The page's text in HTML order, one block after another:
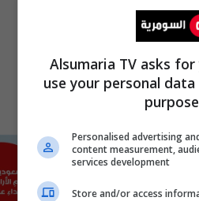
Alsumaria TV asks
use your personal
Personalised advertising
content measurement,
services development
Store and/or access